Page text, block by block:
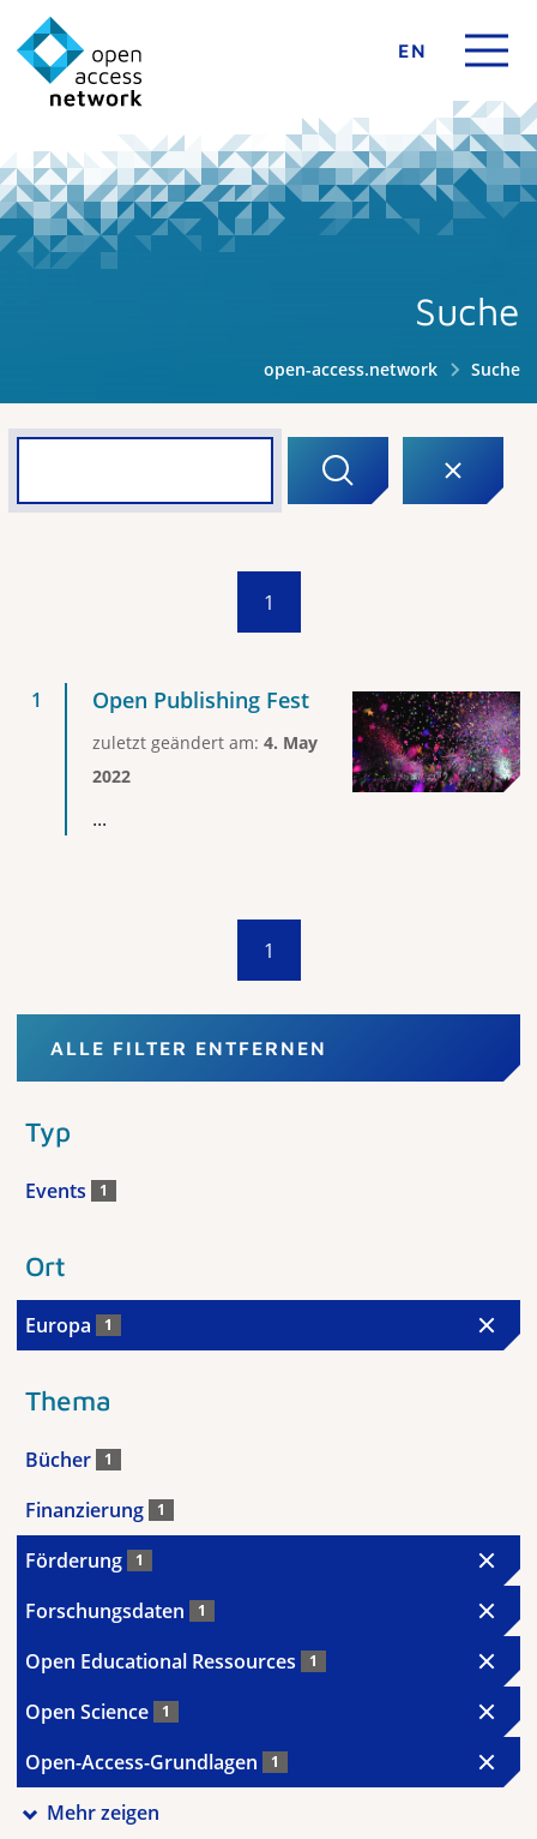
EN
Suche
open-access.network Suche
1
Open Publishing Fest
zuletzt geändert am: 4. May
2022
...
1
ALLE FILTER ENTFERNEN
Typ
Events 1
Ort
Europa 1
Thema
Bücher 1
Finanzierung 1
Förderung 1
Forschungsdaten 1
Open Educational Ressources 1
Open Science 1
Open-Access-Grundlagen 1
Mehr zeigen